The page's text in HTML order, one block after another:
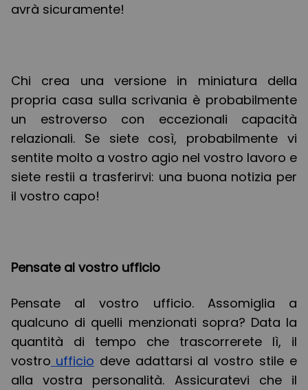
avrà sicuramente!
Chi crea una versione in miniatura della
propria casa sulla scrivania è probabilmente
un estroverso con eccezionali capacità
relazionali. Se siete così, probabilmente vi
sentite molto a vostro agio nel vostro lavoro e
siete restii a trasferirvi: una buona notizia per
il vostro capo!
Pensate al vostro ufficio
Pensate al vostro ufficio. Assomiglia a
qualcuno di quelli menzionati sopra? Data la
quantità di tempo che trascorrerete lì, il
vostro ufficio deve adattarsi al vostro stile e
alla vostra personalità. Assicuratevi che il